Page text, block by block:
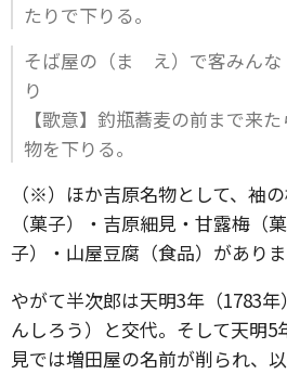
たりで下りる。
そば屋の（ま え）で客みん
り
【歌意】釣瓶蕎麦の前まで来
物を下りる。
（※）ほか吉原名物として、袖
（菓子）・吉原細見・甘露梅（
子）・山屋豆腐（食品）がありま
やがて半次郎は天明3年（1783
んしろう）と交代。そして天明5
見では増田屋の名前が削られ、